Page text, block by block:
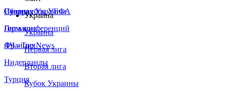
Сборная Украины
Италия
Германия
Франция
Нидерланды
Турция
Суперкубок УЕФА
Лига конференций
ЛЧ - Top News
Украина
Украина
Первая лига
Вторая лига
Кубок Украины